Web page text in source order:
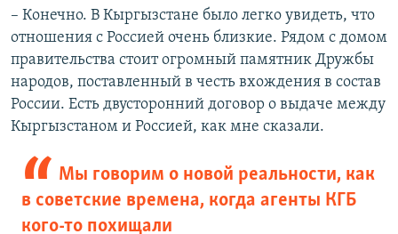
– Конечно. В Кыргызстане было легко увидеть, что
отношения с Россией очень близкие. Рядом с домом
правительства стоит огромный памятник Дружбы
народов, поставленный в честь вхождения в состав
России. Есть двусторонний договор о выдаче между
Кыргызстаном и Россией, как мне сказали.
Мы говорим о новой реальности, как
в советские времена, когда агенты КГБ
кого-то похищали